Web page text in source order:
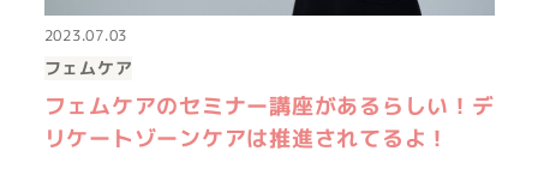
2023.07.03
フェムケア
フェムケアのセミナー講座があるらしい！デ
リケートゾーンケアは推進されてるよ！